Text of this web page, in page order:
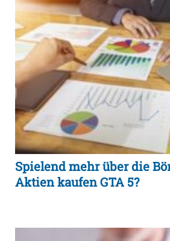
Spielend mehr über die
Aktien kaufen GTA 5?